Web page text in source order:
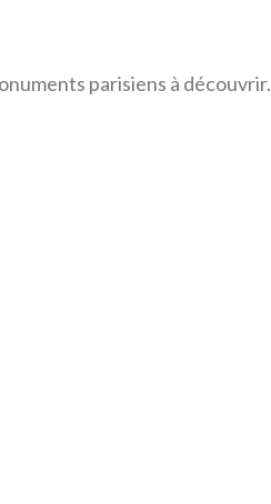
parisiens à découvrir.